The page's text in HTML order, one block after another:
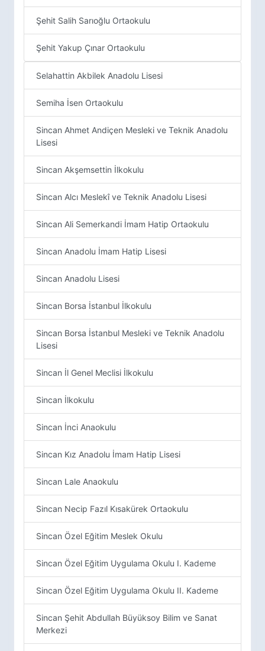
Şehit Salih Sarıoğlu Ortaokulu
Şehit Yakup Çınar Ortaokulu
Selahattin Akbilek Anadolu Lisesi
Semiha İsen Ortaokulu
Sincan Ahmet Andiçen Mesleki ve Teknik Anadolu
Lisesi
Sincan Akşemsettin İlkokulu
Sincan Alcı Meslekî ve Teknik Anadolu Lisesi
Sincan Ali Semerkandi İmam Hatip Ortaokulu
Sincan Anadolu İmam Hatip Lisesi
Sincan Anadolu Lisesi
Sincan Borsa İstanbul İlkokulu
Sincan Borsa İstanbul Mesleki ve Teknik Anadolu
Lisesi
Sincan İl Genel Meclisi İlkokulu
Sincan İlkokulu
Sincan İnci Anaokulu
Sincan Kız Anadolu İmam Hatip Lisesi
Sincan Lale Anaokulu
Sincan Necip Fazıl Kısakürek Ortaokulu
Sincan Özel Eğitim Meslek Okulu
Sincan Özel Eğitim Uygulama Okulu I. Kademe
Sincan Özel Eğitim Uygulama Okulu II. Kademe
Sincan Şehit Abdullah Büyüksoy Bilim ve Sanat
Merkezi